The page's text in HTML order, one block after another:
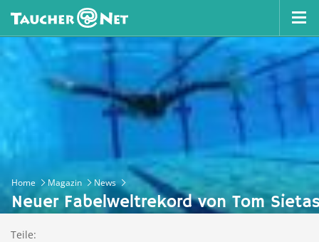
Home Magazin News
Neuer Fabelweltrekord von Tom
Teile: